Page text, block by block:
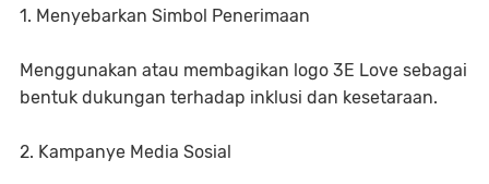
1. Menyebarkan Simbol Penerimaan
Menggunakan atau membagikan logo 3E Love sebagai
bentuk dukungan terhadap inklusi dan kesetaraan.
2. Kampanye Media Sosial